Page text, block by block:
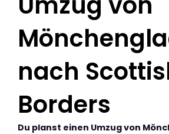
nach
Borders
Du planst einen Umzug von